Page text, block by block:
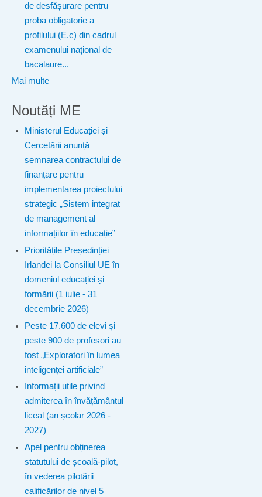
de desfășurare pentru
proba obligatorie a
profilului (E.c) din cadrul
examenului național de
bacalaure...
Mai multe
Noutăți ME
Ministerul Educației și
Cercetării anunță
semnarea contractului de
finanțare pentru
implementarea proiectului
strategic „Sistem integrat
de management al
informațiilor în educație”
Prioritățile Președinției
Irlandei la Consiliul UE în
domeniul educației și
formării (1 iulie - 31
decembrie 2026)
Peste 17.600 de elevi și
peste 900 de profesori au
fost „Exploratori în lumea
inteligenței artificiale”
Informații utile privind
admiterea în învățământul
liceal (an școlar 2026 -
2027)
Apel pentru obținerea
statutului de școală-pilot,
în vederea pilotării
calificărilor de nivel 5